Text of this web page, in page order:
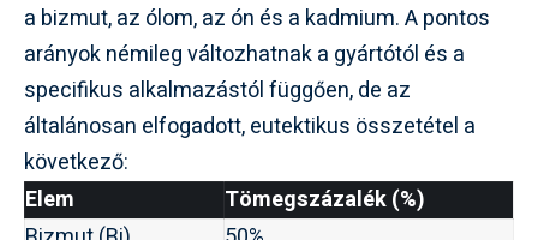
a bizmut, az ólom, az ón és a kadmium. A pontos
arányok némileg változhatnak a gyártótól és a
specifikus alkalmazástól függően, de az
általánosan elfogadott, eutektikus összetétel a
következő:
Elem
Tömegszázalék (%)